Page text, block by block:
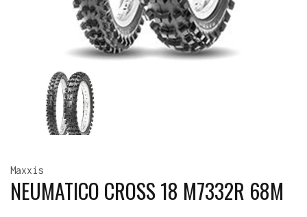
Maxxis
NEUMATICO CROSS 18 M7332R 68M